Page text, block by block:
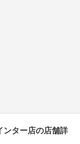
ンター店の店舗詳